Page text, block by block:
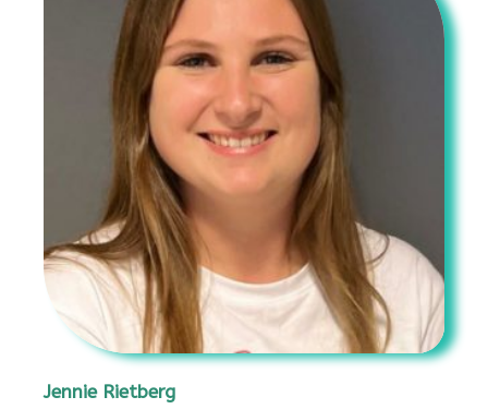
Jennie Rietberg